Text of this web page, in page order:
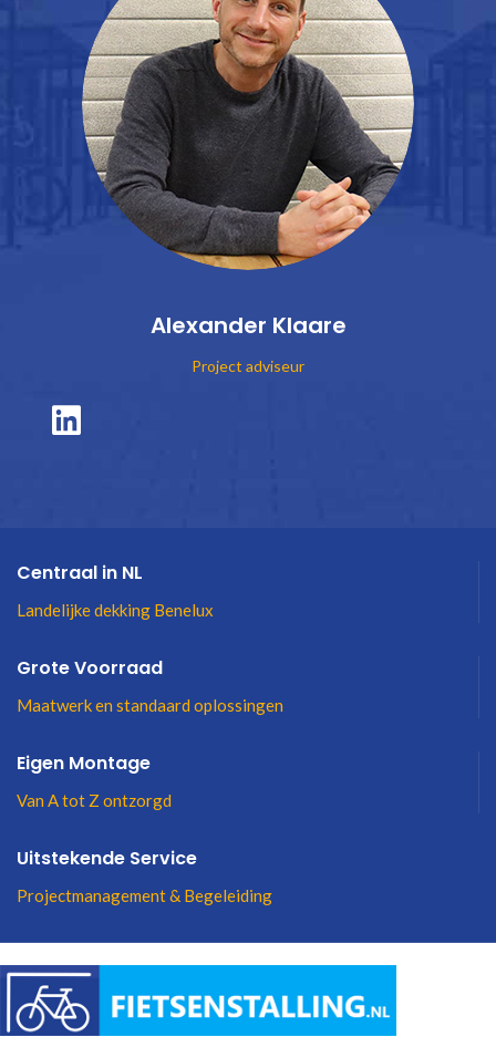
Alexander Klaare
Project adviseur
Centraal in NL
Landelijke dekking Benelux
Grote Voorraad
Maatwerk en standaard oplossingen
Eigen Montage
Van A tot Z ontzorgd
Uitstekende Service
Projectmanagement & Begeleiding